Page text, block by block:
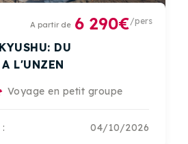
A partir de 6 290€/pers
DU
L'UNZEN
Voyage en petit groupe
04/10/2026